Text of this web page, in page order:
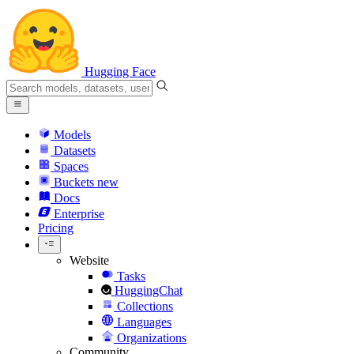
Hugging Face
Models
Datasets
Spaces
Buckets new
Docs
Enterprise
Pricing
Website
Tasks
HuggingChat
Collections
Languages
Organizations